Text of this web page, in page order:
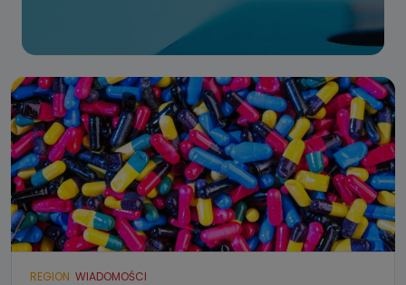
REGION WIADOMOŚCI